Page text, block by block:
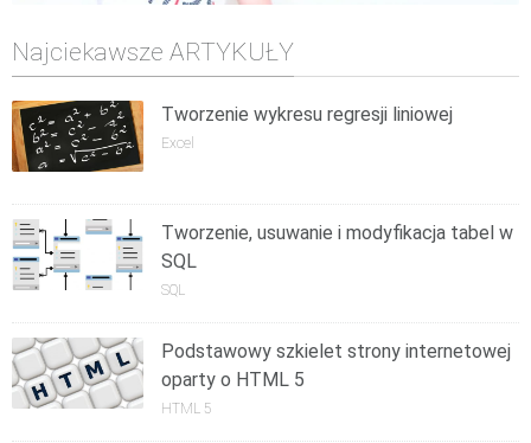
Najciekawsze ARTYKUŁY
Tworzenie wykresu regresji liniowej
Excel
Tworzenie, usuwanie i modyfikacja tabel w
SQL
SQL
Podstawowy szkielet strony internetowej
oparty o HTML 5
HTML 5